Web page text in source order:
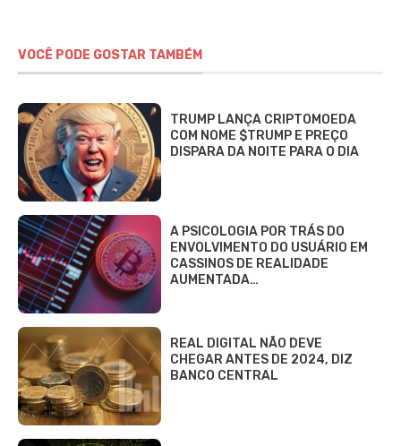
VOCÊ PODE GOSTAR TAMBÉM
TRUMP LANÇA CRIPTOMOEDA
COM NOME $TRUMP E PREÇO
DISPARA DA NOITE PARA O DIA
A PSICOLOGIA POR TRÁS DO
ENVOLVIMENTO DO USUÁRIO EM
CASSINOS DE REALIDADE
AUMENTADA…
REAL DIGITAL NÃO DEVE
CHEGAR ANTES DE 2024, DIZ
BANCO CENTRAL